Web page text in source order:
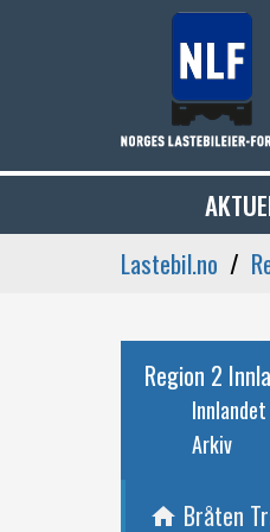
Lastebil.no
Region 2
Innlandet
Arkiv
home Bråten